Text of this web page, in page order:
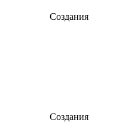
Создания
Создания